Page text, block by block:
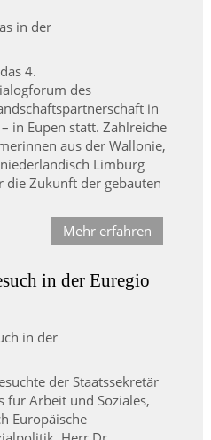
4.
des
in
in Eupen statt. Zahlreiche
aus der Wallonie,
Limburg
Zukunft der gebauten
Mehr erfahren
in der Euregio
der Staatssekretär
für Arbeit und Soziales,
Europäische